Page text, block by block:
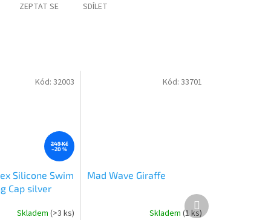
ZEPTAT SE SDÍLET
249 Kč
–20 %
Silicone Swim
Cap silver
Skladem(>3 ks)
Kód:32003
Mad Wave Giraffe
Skladem (1 ks)
Kód: 33701
Další
produkt